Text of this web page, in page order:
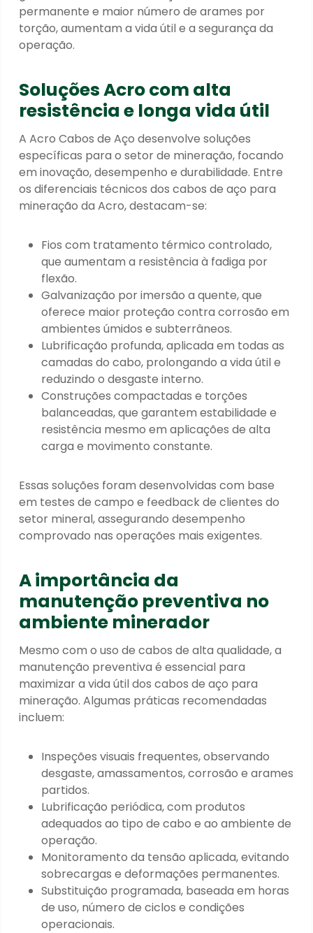
permanente e maior número de arames por
torção, aumentam a vida útil e a segurança da
operação.
Soluções Acro com alta
resistência e longa vida útil
A Acro Cabos de Aço desenvolve soluções
específicas para o setor de mineração, focando
em inovação, desempenho e durabilidade. Entre
os diferenciais técnicos dos cabos de aço para
mineração da Acro, destacam-se:
Fios com tratamento térmico controlado,
que aumentam a resistência à fadiga por
flexão.
Galvanização por imersão a quente, que
oferece maior proteção contra corrosão em
ambientes úmidos e subterrâneos.
Lubrificação profunda, aplicada em todas as
camadas do cabo, prolongando a vida útil e
reduzindo o desgaste interno.
Construções compactadas e torções
balanceadas, que garantem estabilidade e
resistência mesmo em aplicações de alta
carga e movimento constante.
Essas soluções foram desenvolvidas com base
em testes de campo e feedback de clientes do
setor mineral, assegurando desempenho
comprovado nas operações mais exigentes.
A importância da
manutenção preventiva no
ambiente minerador
Mesmo com o uso de cabos de alta qualidade, a
manutenção preventiva é essencial para
maximizar a vida útil dos cabos de aço para
mineração. Algumas práticas recomendadas
incluem:
Inspeções visuais frequentes, observando
desgaste, amassamentos, corrosão e arames
partidos.
Lubrificação periódica, com produtos
adequados ao tipo de cabo e ao ambiente de
operação.
Monitoramento da tensão aplicada, evitando
sobrecargas e deformações permanentes.
Substituição programada, baseada em horas
de uso, número de ciclos e condições
operacionais.